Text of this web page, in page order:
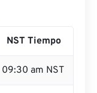
NST Tiempo
09:30 am NST